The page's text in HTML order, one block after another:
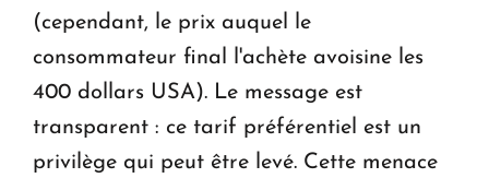
(cependant, le prix auquel le
consommateur final l'achète avoisine les
400 dollars USA). Le message est
transparent : ce tarif préférentiel est un
privilège qui peut être levé. Cette menace